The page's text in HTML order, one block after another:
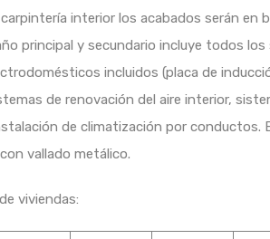
interior los acabados serán en
principal y secundario incluye todos
incluidos (placa de
de renovación del aire interior,
de climatización por conductos.
vallado metálico.
viviendas: